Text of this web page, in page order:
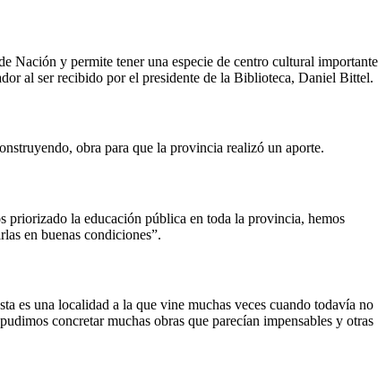
Nación y permite tener una especie de centro cultural importante
al ser recibido por el presidente de la Biblioteca, Daniel Bittel.
obra para que la provincia realizó un aporte.
priorizado la educación pública en toda la provincia, hemos
en buenas condiciones”.
es una localidad a la que vine muchas veces cuando todavía no
concretar muchas obras que parecían impensables y otras